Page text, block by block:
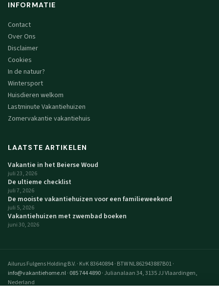
INFORMATIE
Contact
Over Ons
Disclaimer
Cookies
In de natuur?
Wintersport
Huisdieren welkom
Lastminute Vakantiehuizen
Zomervakantie vakantiehuis
LAATSTE ARTIKELEN
Vakantie in het Beierse Woud
juli 23, 2026
De ultieme checklist
juli 7, 2026
De mooiste vakantiehuizen voor een familieweekend
juli 5, 2026
Vakantiehuizen met zwembad boeken
juni 30, 2026
Ailurus Fulgens Holding B.V. · KvK 83640894· BTW NL862943887B01·
info@vakantiehome.nl· 085 744 4890· Julianalaan 34, 3135 JJ Vlaardingen,
Nederland